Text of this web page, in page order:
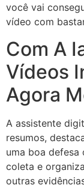
você vai
vídeo com
Com A
Vídeos
Agora
A assistente
resumos,
uma boa defesa
coleta e
outras